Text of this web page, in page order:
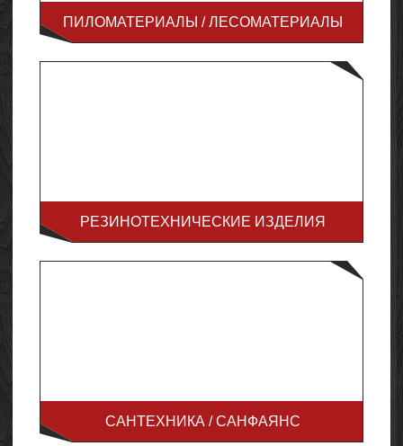
ПИЛОМАТЕРИАЛЫ / ЛЕСОМАТЕРИАЛЫ
РЕЗИНОТЕХНИЧЕСКИЕ ИЗДЕЛИЯ
САНТЕХНИКА / САНФАЯНС